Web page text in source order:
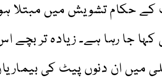
حکام تشویش میں مبتلا
جا رہا ہے۔ زیادہ تر بچے
میں ان دنوں پیٹ کی